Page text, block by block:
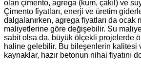
olan çimento, agrega (kum, çakıl) ve
Çimento fiyatları, enerji ve üretim
dalgalanırken, agrega fiyatları da ocak
maliyetlerine göre değişebilir. Su
sabit olsa da, büyük ölçekli projelerde
haline gelebilir. Bu bileşenlerin kalitesi
kaynaklar, hazır betonun nihai fiyatını